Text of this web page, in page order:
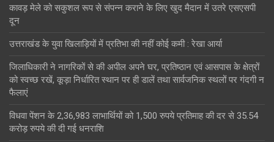
कावड़ मेले को सकुशल रूप से संपन्न कराने के लिए खुद मैदान में उतरे एसएसपी
दून
उत्तराखंड के युवा खिलाड़ियों में प्रतिभा की नहीं कोई कमी : रेखा आर्या
जिलाधिकारी ने नागरिकों से की अपील अपने घर, प्रतिष्ठान एवं आसपास के क्षेत्रों
को स्वच्छ रखें, कूड़ा निर्धारित स्थान पर ही डालें तथा सार्वजनिक स्थलों पर गंदगी न
फैलाएं
विधवा पेंशन के 2,36,983 लाभार्थियों को 1,500 रुपये प्रतिमाह की दर से 35.54
करोड़ रुपये की दी गई धनराशि